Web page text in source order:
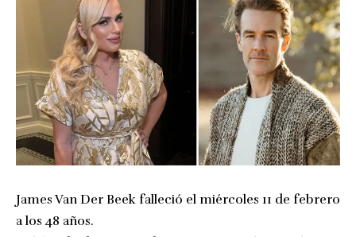
James Van Der Beek falleció el miércoles 11 de febrero
a los 48 años.